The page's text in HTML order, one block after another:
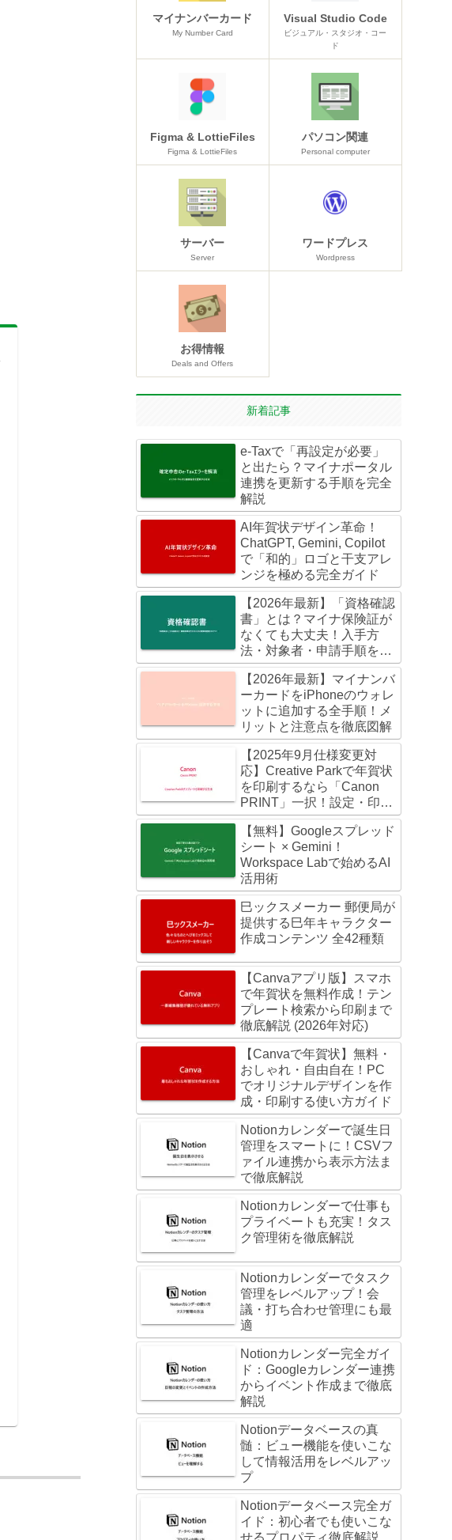
マイナンバーカード
My Number Card
Visual Studio Code
ビジュアル・スタジオ・コー
ド
Figma & LottieFiles
Figma & LottieFiles
パソコン関連
Personal computer
サーバー
Server
ワードプレス
Wordpress
お得情報
Deals and Offers
新着記事
e-Taxで「再設定が必要」
と出たら？マイナポータル
連携を更新する手順を完全
解説
AI年賀状デザイン革命！
ChatGPT, Gemini, Copilot
で「和的」ロゴと干支アレ
ンジを極める完全ガイド
【2026年最新】「資格確認
書」とは？マイナ保険証が
なくても大丈夫！入手方
法・対象者・申請手順を徹
底解説
【2026年最新】マイナンバ
ーカードをiPhoneのウォレ
ットに追加する全手順！メ
リットと注意点を徹底図解
【2025年9月仕様変更対
応】Creative Parkで年賀状
を印刷するなら「Canon
PRINT」一択！設定・印刷
まで迷わない完全ガイド
【無料】Googleスプレッド
シート × Gemini！
Workspace Labで始めるAI
活用術
巳ックスメーカー 郵便局が
提供する巳年キャラクター
作成コンテンツ 全42種類
【Canvaアプリ版】スマホ
で年賀状を無料作成！テン
プレート検索から印刷まで
徹底解説 (2026年対応)
【Canvaで年賀状】無料・
おしゃれ・自由自在！PC
でオリジナルデザインを作
成・印刷する使い方ガイド
Notionカレンダーで誕生日
管理をスマートに！CSVフ
ァイル連携から表示方法ま
で徹底解説
Notionカレンダーで仕事も
プライベートも充実！タス
ク管理術を徹底解説
Notionカレンダーでタスク
管理をレベルアップ！会
議・打ち合わせ管理にも最
適
Notionカレンダー完全ガイ
ド：Googleカレンダー連携
からイベント作成まで徹底
解説
Notionデータベースの真
髄：ビュー機能を使いこな
して情報活用をレベルアッ
プ
Notionデータベース完全ガ
イド：初心者でも使いこな
せるプロパティ徹底解説